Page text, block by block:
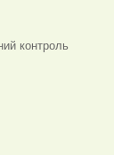
контроль